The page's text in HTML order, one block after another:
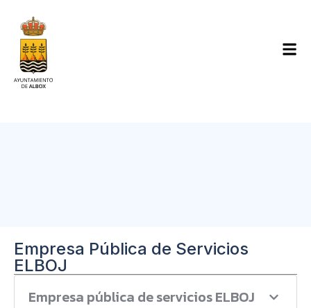
Empresa Pública de Servicios
ELBOJ
Empresa pública de servicios ELBOJ